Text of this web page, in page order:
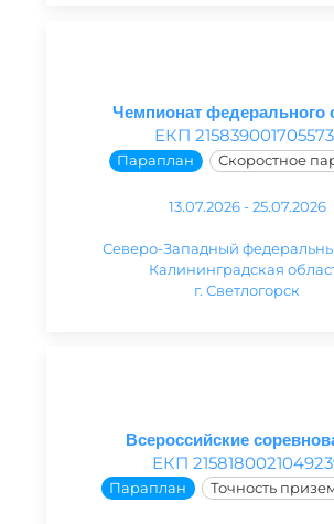
Чемпионат федерального
ЕКП
Параплан Скоростное
13.07.2026 - 25.07.2026
Северо-Западный
Калининградская
г. Светлогорск
Всероссийские
ЕКП
Параплан Точность